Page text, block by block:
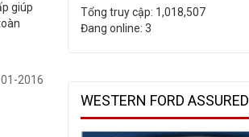
giúp
2016
Tổng truy cập: 1,018,507
Đang online: 3
WESTERN FORD ASSURED